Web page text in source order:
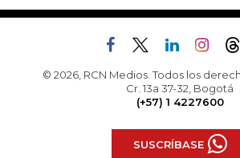
© 2026, RCN Medios. Todos los
Cr. 13a 37-32, Bogotá
(+57) 1 4227600
SUSCRÍBASE